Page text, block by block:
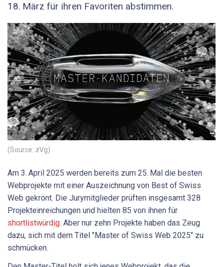
18. März für ihren Favoriten abstimmen.
(Source: zVg)
Am 3. April 2025 werden bereits zum 25. Mal die besten
Webprojekte mit einer Auszeichnung von Best of Swiss
Web gekrönt. Die Jurymitglieder prüften insgesamt 328
Projekteinreichungen und hielten 85 von ihnen für ­
shortlistwürdig. Aber nur zehn Projekte haben das Zeug
dazu, sich mit dem Titel "Master of Swiss Web 2025" zu
schmücken.